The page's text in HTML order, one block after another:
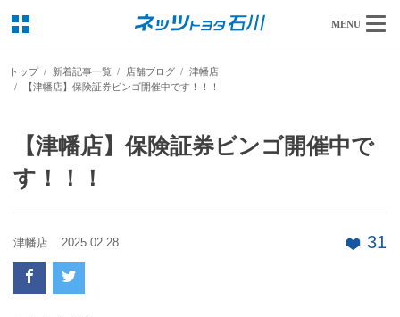
MENU
トップ 新着記事一覧 店舗ブログ
津幡店
【津幡店】保険証券ビンゴ開催中です！！！
【津幡店】保険証券ビンゴ開催中で
す！！！
津幡店 2025.02.28 31